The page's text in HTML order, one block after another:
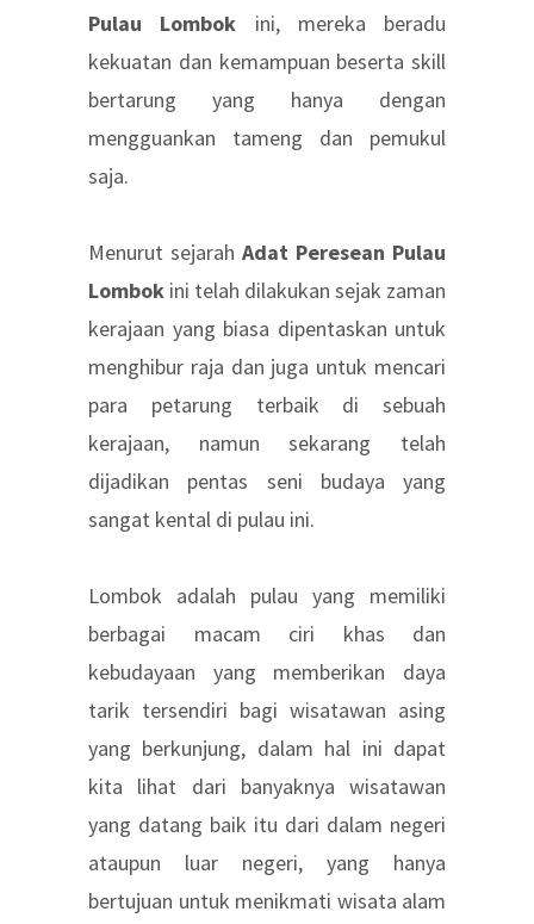
Pulau Lombok ini, mereka beradu
kekuatan dan kemampuan beserta skill
bertarung yang hanya dengan
mengguankan tameng dan pemukul
saja.
Menurut sejarah Adat Peresean Pulau
Lombok ini telah dilakukan sejak zaman
kerajaan yang biasa dipentaskan untuk
menghibur raja dan juga untuk mencari
para petarung terbaik di sebuah
kerajaan, namun sekarang telah
dijadikan pentas seni budaya yang
sangat kental di pulau ini.
Lombok adalah pulau yang memiliki
berbagai macam ciri khas dan
kebudayaan yang memberikan daya
tarik tersendiri bagi wisatawan asing
yang berkunjung, dalam hal ini dapat
kita lihat dari banyaknya wisatawan
yang datang baik itu dari dalam negeri
ataupun luar negeri, yang hanya
bertujuan untuk menikmati wisata alam